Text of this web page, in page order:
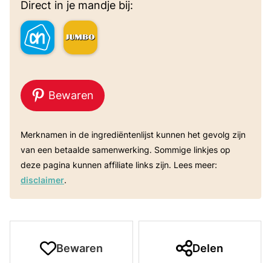
Direct in je mandje bij:
Bewaren
Merknamen in de ingrediëntenlijst kunnen het gevolg zijn
van een betaalde samenwerking. Sommige linkjes op
deze pagina kunnen affiliate links zijn. Lees meer:
disclaimer.
Bewaren Delen